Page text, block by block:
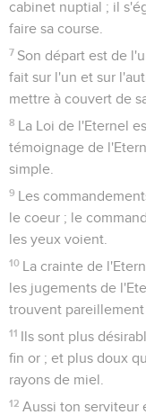
cabinet nuptial ; il
faire sa course.
7 Son départ est de
fait sur l'un et sur
mettre à couvert de
8 La Loi de l'Eternel
témoignage de
simple.
9 Les
le coeur ; le
les yeux voient.
10 La crainte de
les jugements de
trouvent pareillement
11 Ils sont plus
fin or ; et plus doux
rayons de miel.
12 Aussi ton serviteur